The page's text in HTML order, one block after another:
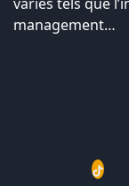
management…